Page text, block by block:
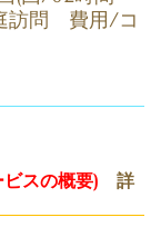
訪問 費用/コ
ビスの概要) 詳